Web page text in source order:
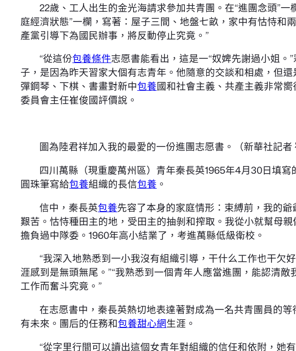
22歲、工人出生的金光海請求參加共青團。在“進團念頭”
庭經濟狀態”一欄，寫著：屋子三間、地盤七畝，家中有怙恃和
產黨引導下為國民辦事，將反動停止究竟。”
“從這份包養條件志愿書能看出，這是一“奴婢先謝過小姐
子，是因為昨天習家大個有志青年。他隨意的交談和相處，但
彈鋼琴、下棋、書畫對新中包養國和社會主義、共產主義非常
委員會主任崔俊國評價說。
圖為陸君祥加入我的最愛的一份進團志愿書。（新華社記者
四川萬縣（現重慶萬州區）青年秦長英1965年4月30日填
圓珠筆寫給包養組織的長信包養 。
信中，秦長英包養先容了本身的家庭情形：束縛前，我的爺
艱苦。怙恃種田主的地，受田主的抽剝和搾取。我從小就幫母
擔負過中隊委。1960年高小結業了，考進萬縣低級衛校。
“我深入地熟悉到一小我沒有組織引導，干什么工作也干欠
涯感到是無頭無尾。”“我熟悉到一個青年人應當進團，能認清
工作而奮斗究竟。”
在志愿書中，秦長英熱切地表達著對成為一名共青團員的
有未來。團后的任務和包養甜心網生涯。
“從字里行間可以讀出這個女青年對組織的信任和依附，她